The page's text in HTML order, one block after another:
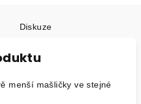
Diskuze
menší mašličky ve stejné